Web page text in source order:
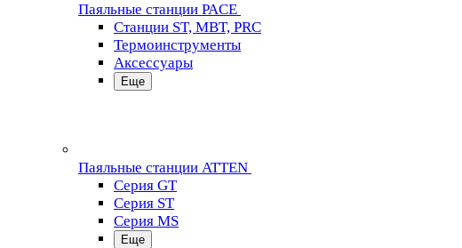
Паяльные станции PACE
Станции ST, MBT, PRC
Термоинструменты
Аксессуары
Еще
Паяльные станции ATTEN
Серия GT
Серия ST
Серия MS
Еще